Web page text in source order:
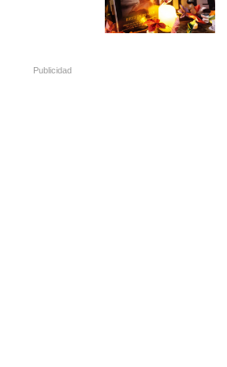
Publicidad